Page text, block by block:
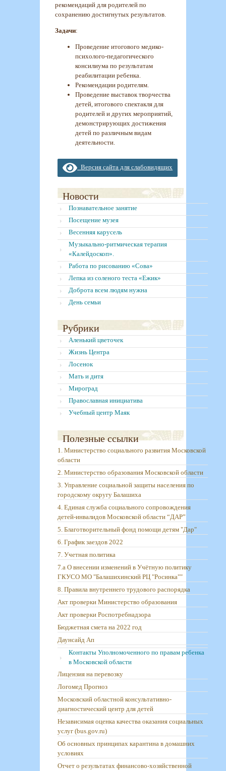
рекомендаций для родителей по
сохранению достигнутых результатов.
Задачи:
Проведение итогового медико-
психолого-педагогического
консилиума по результатам
реабилитации ребенка.
Рекомендации родителям.
Проведение выставок творчества
детей, итогового спектакля для
родителей и других мероприятий,
демонстрирующих достижения
детей по различным видам
деятельности.
Версия сайта для слабовидящих
Новости
Познавательное занятие
Посещение музея
Весенняя карусель
Музыкально-ритмическая терапия
«Калейдоскоп».
Работа по рисованию «Сова»
Лепка из соленого теста «Ежик»
Доброта всем людям нужна
День семьи
Рубрики
Аленький цветочек
Жизнь Центра
Лосенок
Мать и дитя
Мироград
Православная инициатива
Учебный центр Маяк
Полезные ссылки
1. Министерство социального развития Московской
области
2. Министерство образования Московской области
3. Управление социальной защиты населения по
городскому округу Балашиха
4. Единая служба социального сопровождения
детей-инвалидов Московской области “ДАР”
5. Благотворительный фонд помощи детям "Дар"
6. График заездов 2022
7. Учетная политика
7.а О внесении изменений в Учётную политику
ГКУСО МО "Балашихинский РЦ "Росинка""
8. Правила внутреннего трудового распорядка
Акт проверки Министерство образования
Акт проверки Роспотребнадзора
Бюджетная смета на 2022 год
Даунсайд Ап
Контакты Уполномоченного по правам ребенка
в Московской области
Лицензия на перевозку
Логомед Прогноз
Московский областной консультативно-
диагностический центр для детей
Независимая оценка качества оказания социальных
услуг (bus.gov.ru)
Об основных принципах карантина в домашних
условиях
Отчет о результатах финансово-хозяйственной